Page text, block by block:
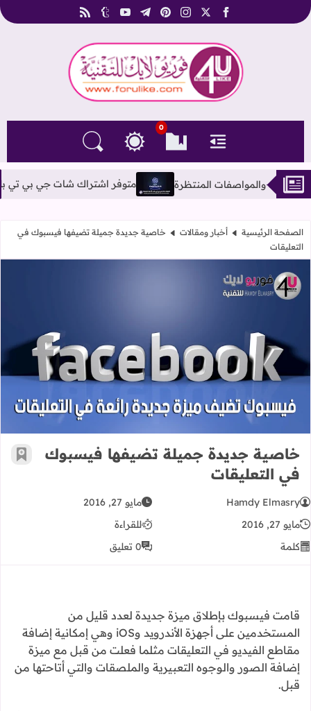
facebook
x
instagram
pinterest
telegram
youtube
tumblr
rss
فوريو لايك للتقنية
القائمة
0
العلامات المرجعيةالتغيير بين الوضع النهاري والداكن
البحث في المدونة
متوفر اشتراك شات جي بي تي بلس ChatGPT-4o PLUS بأحدث الإصدارات مفتوح بدون ليمت
الصفحة الرئيسية أخبار ومقالات
خاصية جديدة جميلة تضيفها فيسبوك في
التعليقات
خاصية جديدة جميلة تضيفها
خاصية جديدة جميلة تضيفها فيسبوك
في التعليقات
أضف
Hamdy Elmasry
مايو 27, 2016
مايو 27, 2016
للقراءة
كلمة
0 تعليق
قامت فيسبوك بإطلاق ميزة جديدة لعدد قليل من
المستخدمين على أجهزة الأندرويد وiOS وهي إمكانية إضافة
مقاطع الفيديو في التعليقات مثلما فعلت من قبل مع ميزة
إضافة الصور والوجوه التعبيرية والملصقات والتي أتاحتها من
قبل.